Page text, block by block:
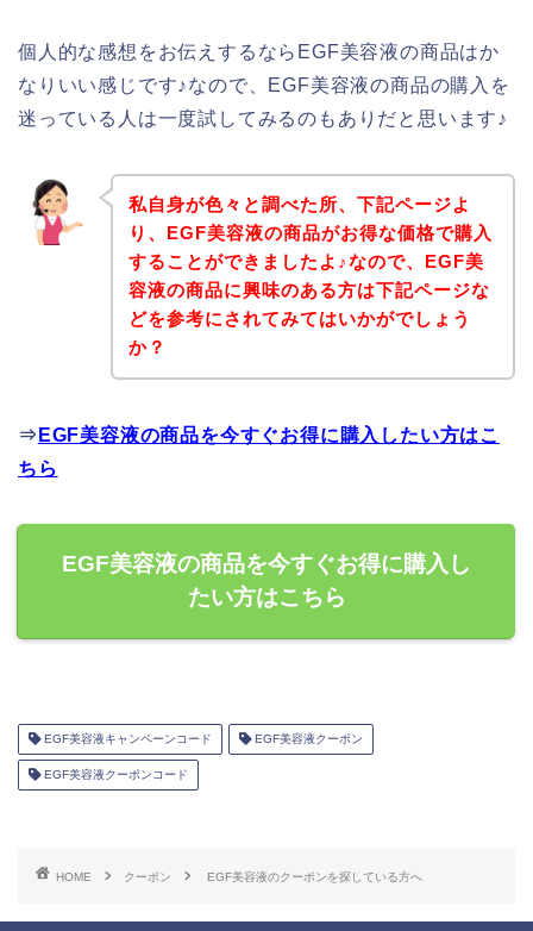
個人的な感想をお伝えするならEGF美容液の商品はか
なりいい感じです♪なので、EGF美容液の商品の購入を
迷っている人は一度試してみるのもありだと思います♪
私自身が色々と調べた所、下記ページよ
り、EGF美容液の商品がお得な価格で購入
することができましたよ♪なので、EGF美
容液の商品に興味のある方は下記ページな
どを参考にされてみてはいかがでしょう
か？
⇒ EGF美容液の商品を今すぐお得に購入したい方はこ
ちら
EGF美容液の商品を今すぐお得に購入し
たい方はこちら
EGF美容液キャンペーンコード EGF美容液クーポン
EGF美容液クーポンコード
HOME クーポン EGF美容液のクーポンを探している方へ